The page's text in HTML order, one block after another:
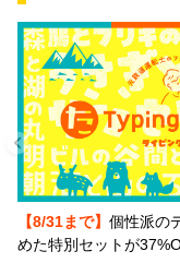
【8/31まで】 個性派の
めた特別セットが